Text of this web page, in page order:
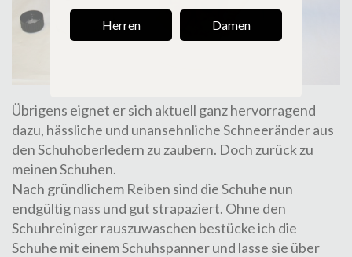
Übrigens eignet er sich aktuell ganz hervorragend
dazu, hässliche und unansehnliche Schneeränder aus
den Schuhoberledern zu zaubern. Doch zurück zu
meinen Schuhen.
Nach gründlichem Reiben sind die Schuhe nun
endgültig nass und gut strapaziert. Ohne den
Schuhreiniger rauszuwaschen bestücke ich die
Schuhe mit einem Schuhspanner und lasse sie über
Herren Damen